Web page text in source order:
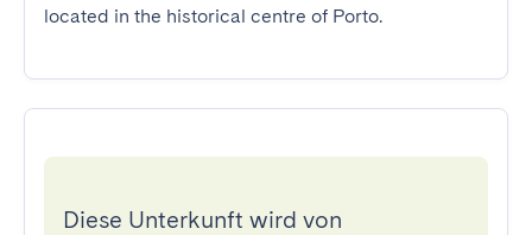
located in the historical centre of Porto.
Diese Unterkunft wird von